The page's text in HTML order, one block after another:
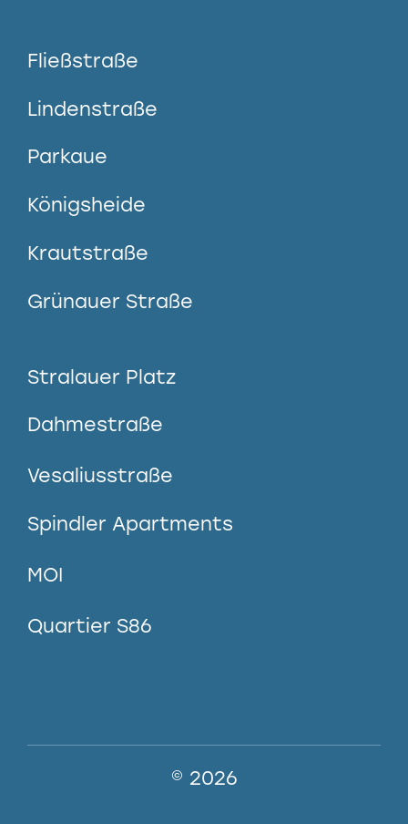
Fließstraße
Lindenstraße
Parkaue
Königsheide
Krautstraße
Grünauer Straße
Stralauer Platz
Dahmestraße
Vesaliusstraße
Spindler Apartments
MOI
Quartier S86
© 2026